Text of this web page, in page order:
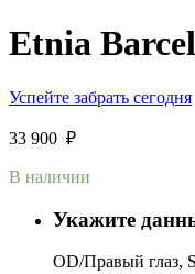
Etnia
Успейте забрать сегодня
33 900 ₽
В наличии
Укажите
OD/Правый глаз,